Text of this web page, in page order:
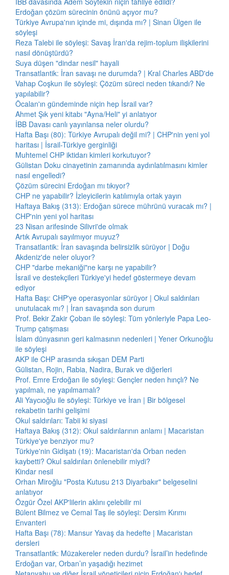
Erdoğan çözüm sürecinin önünü açıyor mu?
Türkiye Avrupa'nın içinde mi, dışında mı? | Sinan Ülgen ile
söyleşi
Reza Talebi ile söyleşi: Savaş İran'da rejim-toplum ilişkilerini
nasıl dönüştürdü?
Suya düşen "dindar nesil" hayali
Transatlantik: İran savaşı ne durumda? | Kral Charles ABD'de
Vahap Coşkun ile söyleşi: Çözüm süreci neden tıkandı? Ne
yapılabilir?
Öcalan'ın gündeminde niçin hep İsrail var?
Ahmet Şık yeni kitabı "Ayna/Heli" yi anlatıyor
İBB Davası canlı yayınlansa neler olurdu?
Hafta Başı (80): Türkiye Avrupalı değil mi? | CHP'nin yeni yol
haritası | İsrail-Türkiye gerginliği
Muhtemel CHP iktidarı kimleri korkutuyor?
Gülistan Doku cinayetinin zamanında aydınlatılmasını kimler
nasıl engelledi?
Çözüm sürecini Erdoğan mı tıkıyor?
CHP ne yapabilir? İzleyicilerin katılımıyla ortak yayın
Haftaya Bakış (313): Erdoğan sürece mührünü vuracak mı? |
CHP'nin yeni yol haritası
23 Nisan arifesinde Silivri'de olmak
Artık Avrupalı sayılmıyor muyuz?
Transatlantik: İran savaşında belirsizlik sürüyor | Doğu
Akdeniz'de neler oluyor?
CHP "darbe mekaniği"ne karşı ne yapabilir?
İsrail ve destekçileri Türkiye'yi hedef göstermeye devam
ediyor
Hafta Başı: CHP'ye operasyonlar sürüyor | Okul saldırıları
unutulacak mı? | İran savaşında son durum
Prof. Bekir Zakir Çoban ile söyleşi: Tüm yönleriyle Papa Leo-
Trump çatışması
İslam dünyasının geri kalmasının nedenleri | Yener Orkunoğlu
ile söyleşi
AKP ile CHP arasında sıkışan DEM Parti
Gülistan, Rojin, Rabia, Nadira, Burak ve diğerleri
Prof. Emre Erdoğan ile söyleşi: Gençler neden hınçlı? Ne
yapılmalı, ne yapılmamalı?
Ali Yaycıoğlu ile söyleşi: Türkiye ve İran | Bir bölgesel
rekabetin tarihi gelişimi
Okul saldırıları: Tabii ki siyasi
Haftaya Bakış (312): Okul saldırılarının anlamı | Macaristan
Türkiye'ye benziyor mu?
Türkiye'nin Gidişatı (19): Macaristan'da Orban neden
kaybetti? Okul saldırıları önlenebilir miydi?
Kindar nesil
Orhan Miroğlu "Posta Kutusu 213 Diyarbakır" belgeselini
anlatıyor
Özgür Özel AKP'lilerin aklını çelebilir mi
Bülent Bilmez ve Cemal Taş ile söyleşi: Dersim Kırımı
Envanteri
Hafta Başı (78): Mansur Yavaş da hedefte | Macaristan
dersleri
Transatlantik: Müzakereler neden durdu? İsrail’in hedefinde
Erdoğan var, Orban’ın yaşadığı hezimet